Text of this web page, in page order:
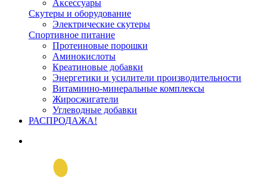
Аксессуары
Скутеры и оборудование
Электрические скутеры
Спортивное питание
Протеиновые порошки
Аминокислоты
Креатиновые добавки
Энергетики и усилители производительности
Витаминно-минеральные комплексы
Жиросжигатели
Углеводные добавки
РАСПРОДАЖА!